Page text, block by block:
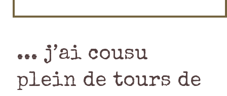
... j’ai cousu
plein de tours de